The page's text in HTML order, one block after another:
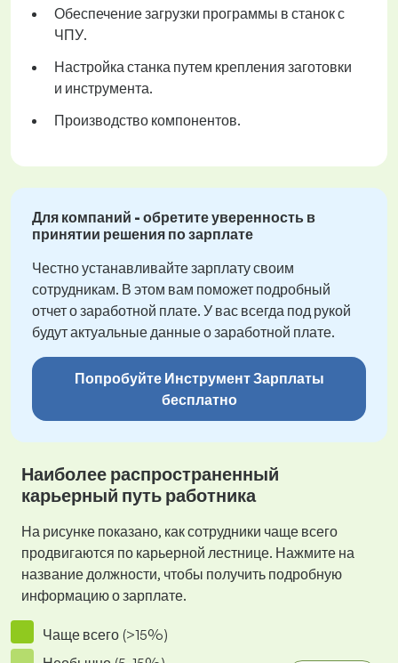
Обеспечение загрузки программы в станок с
ЧПУ.
Настройка станка путем крепления заготовки
и инструмента.
Производство компонентов.
Для компаний - обретите уверенность в
принятии решения по зарплате
Честно устанавливайте зарплату своим
сотрудникам. В этом вам поможет подробный
отчет о заработной плате. У вас всегда под рукой
будут актуальные данные о заработной плате.
Попробуйте Инструмент Зарплаты
бесплатно
Наиболее распространенный
карьерный путь работника
На рисунке показано, как сотрудники чаще всего
продвигаются по карьерной лестнице. Нажмите на
название должности, чтобы получить подробную
информацию о зарплате.
Чаще всего (>15%)